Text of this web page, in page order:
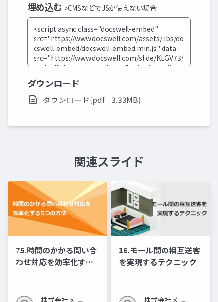
埋め込む »CMSなどでJSが使えない場合
ダウンロード
ダウンロード(pdf - 3.33MB)
関連スライド
75.時間のかかる問い合
わせ対応を効率化する5
株式会社メ
16.モール間の相互送客
を実現するテクニック
株式会社メ